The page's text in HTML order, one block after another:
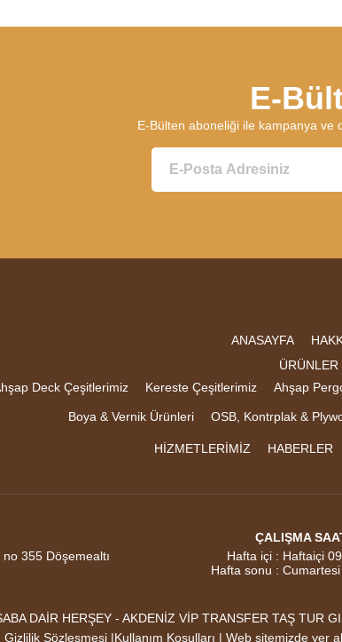
E-
E-Bülten aboneliği ile kampanya ve
ANASAYFA
ÜRÜNLER
Deck Çeşitlerimiz Kereste Çeşitlerimiz Ahşap
Boya & Vernik Ürünleri OSB, Kontrplak &
HİZMETLERİMİZ HABERLER
355 Döşemealtı
ÇALIŞMA
Hafta içi : Haftaiçi
Hafta sonu :
DAİR HERŞEY - AKDENİZ VİP TRANSFER TAŞ TUR
Sözleşmesi |Kullanım Koşulları | Web sitemizde